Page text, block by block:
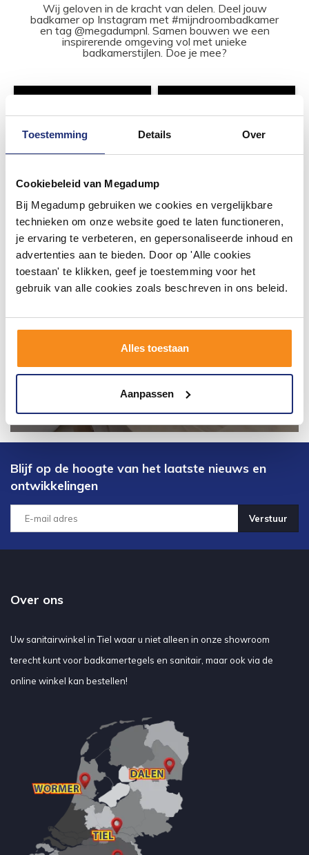
Toestemming Details Over
Cookiebeleid van Megadump
Bij Megadump gebruiken we cookies en vergelijkbare
technieken om onze website goed te laten functioneren,
je ervaring te verbeteren, en gepersonaliseerde inhoud en
advertenties aan te bieden. Door op 'Alle cookies
toestaan' te klikken, geef je toestemming voor het
gebruik van alle cookies zoals beschreven in ons beleid.
Alles toestaan
Aanpassen
Wij geloven in de kracht van delen. Deel jouw
badkamer op Instagram met #mijndroombadkamer
en tag @megadumpnl. Samen bouwen we een
inspirerende omgeving vol met unieke
badkamerstijlen. Doe je mee?
Blijf op de hoogte van het laatste nieuws en
ontwikkelingen
Verstuur
Over ons
Uw sanitairwinkel in Tiel waar u niet alleen in onze showroom
terecht kunt voor badkamertegels en sanitair, maar ook via de
online winkel kan bestellen!